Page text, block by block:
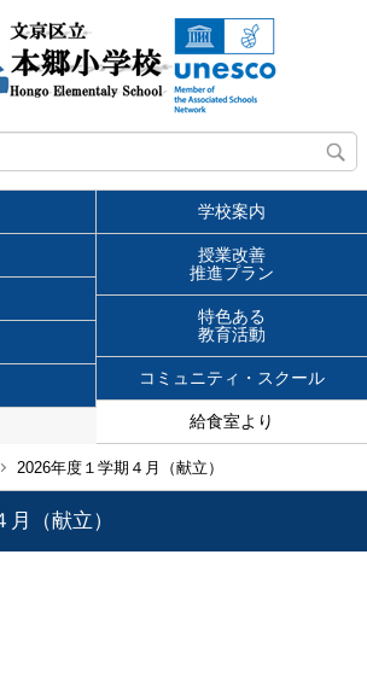
学校案内
授業改善
推進プラン
特色ある
教育活動
コミュニティ・スクール
給食室より
2026年度１学期４月（献立）
（献立）